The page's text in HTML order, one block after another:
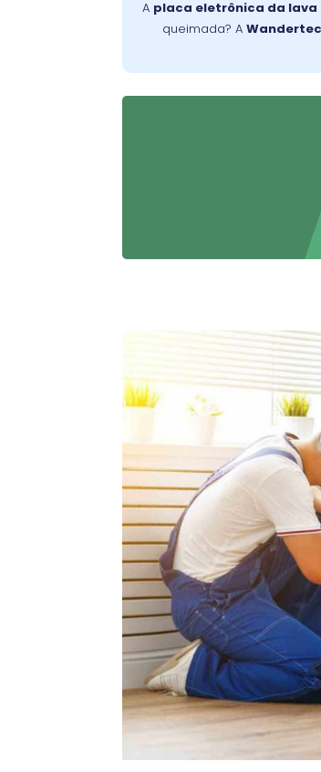
A placa eletrônica da lava
queimada? AWandertec
Wandertec
para reparos